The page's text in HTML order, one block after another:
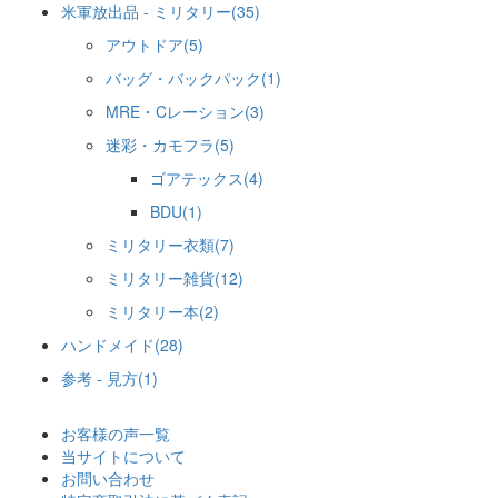
米軍放出品 - ミリタリー(35)
アウトドア(5)
バッグ・バックパック(1)
MRE・Cレーション(3)
迷彩・カモフラ(5)
ゴアテックス(4)
BDU(1)
ミリタリー衣類(7)
ミリタリー雑貨(12)
ミリタリー本(2)
ハンドメイド(28)
参考 - 見方(1)
お客様の声一覧
当サイトについて
お問い合わせ